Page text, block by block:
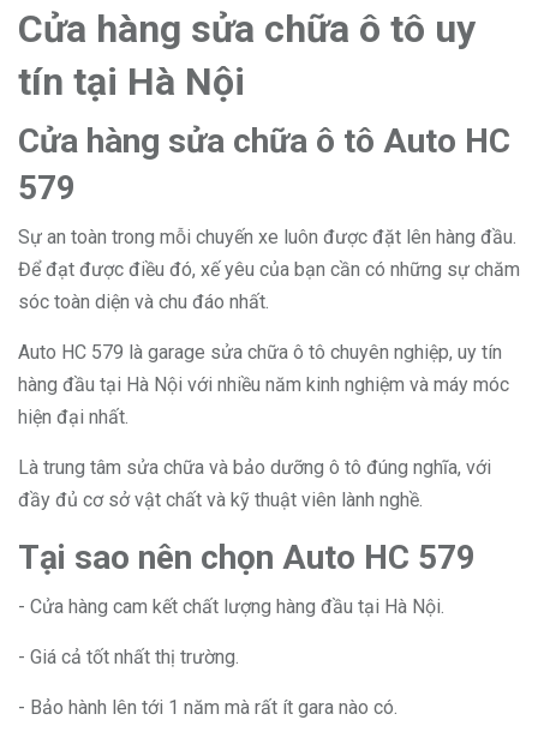
Cửa hàng sửa chữa ô tô uy
tín tại Hà Nội
Cửa hàng sửa chữa ô tô Auto HC
579
Sự an toàn trong mỗi chuyến xe luôn được đặt lên hàng đầu.
Để đạt được điều đó, xế yêu của bạn cần có những sự chăm
sóc toàn diện và chu đáo nhất.
Auto HC 579 là garage sửa chữa ô tô chuyên nghiệp, uy tín
hàng đầu tại Hà Nội với nhiều năm kinh nghiệm và máy móc
hiện đại nhất.
Là trung tâm sửa chữa và bảo dưỡng ô tô đúng nghĩa, với
đầy đủ cơ sở vật chất và kỹ thuật viên lành nghề.
Tại sao nên chọn Auto HC 579
- Cửa hàng cam kết chất lượng hàng đầu tại Hà Nội.
- Giá cả tốt nhất thị trường.
- Bảo hành lên tới 1 năm mà rất ít gara nào có.